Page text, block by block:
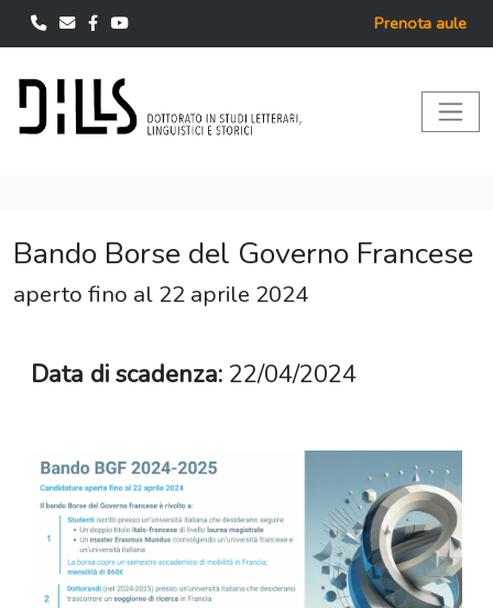
Prenota aule
Bando Borse del Governo Francese
aperto fino al 22 aprile 2024
Data di scadenza: 22/04/2024